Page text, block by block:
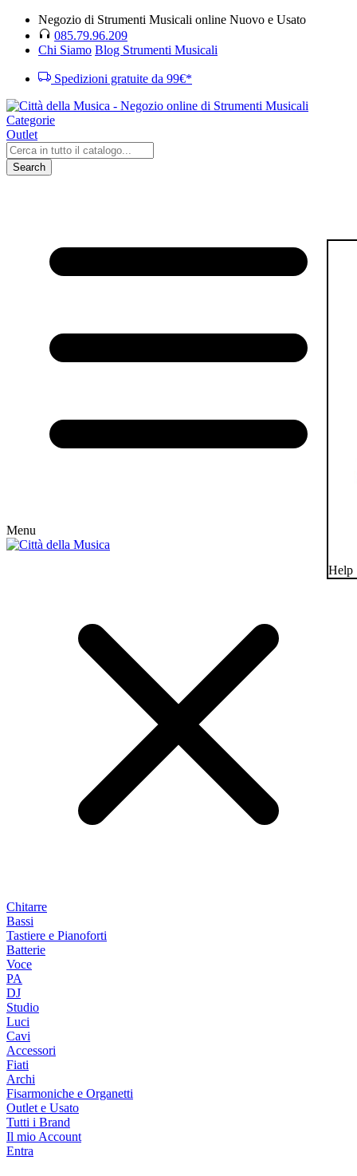
Negozio di Strumenti Musicali online Nuovo e Usato
085.79.96.209
Chi Siamo Blog Strumenti Musicali
Spedizioni gratuite da 99€*
Categorie
Outlet
Search
Menu
Chitarre
Bassi
Tastiere e Pianoforti
Batterie
Voce
PA
DJ
Studio
Luci
Cavi
Accessori
Fiati
Archi
Fisarmoniche e Organetti
Outlet e Usato
Tutti i Brand
Il mio Account
Entra
Help